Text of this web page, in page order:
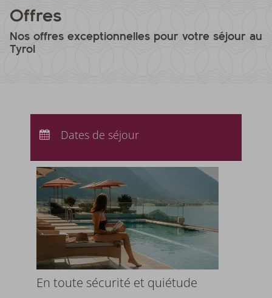
Offres
Nos offres exceptionnelles pour votre séjour au
Tyrol
Départ : Aucun choix
Dates de séjour
En toute sécurité et quiétude